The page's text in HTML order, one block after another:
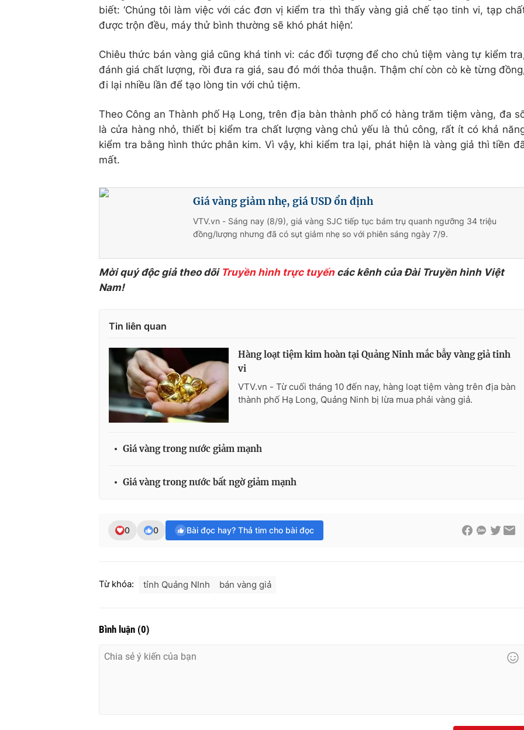
biết: ‘Chúng tôi làm việc với các đơn vị kiểm tra thì thấy vàng giả chế tạo tinh vi, tạp
được trộn đều, máy thử bình thường sẽ khó phát hiện’.
Chiêu thức bán vàng giả cũng khá tinh vi: các đối tượng để cho chủ tiệm vàng tự kiểm
đánh giá chất lượng, rồi đưa ra giá, sau đó mới thỏa thuận. Thậm chí còn cò kè từng
đi lại nhiều lần để tạo lòng tin với chủ tiệm.
Theo Công an Thành phố Hạ Long, trên địa bàn thành phố có hàng trăm tiệm vàng, đa
là cửa hàng nhỏ, thiết bị kiểm tra chất lượng vàng chủ yếu là thủ công, rất ít có khả
kiểm tra bằng hình thức phân kim. Vì vậy, khi kiểm tra lại, phát hiện là vàng giả thì tiền
mất. ​
Giá vàng giảm nhẹ, giá USD ổn định
VTV.vn - Sáng nay (8/9), giá vàng SJC tiếp tục bám trụ quanh ngưỡng 34 triệu
đồng/lượng nhưng đã có sụt giảm nhẹ so với phiên sáng ngày 7/9.
Mời quý độc giả theo dõi Truyền hình trực tuyếncác kênh của Đài Truyền hình Việt
Nam!
Tin liên quan
Hàng loạt tiệm kim hoàn tại Quảng Ninh mắc bẫy vàng giả tinh
vi
VTV.vn - Từ cuối tháng 10 đến nay, hàng loạt tiệm vàng trên địa bàn
thành phố Hạ Long, Quảng Ninh bị lừa mua phải vàng giả.
Giá vàng trong nước giảm mạnh
Giá vàng trong nước bất ngờ giảm mạnh
0 0 Bài đọc hay? Thả tim cho bài đọc
Từ khóa: tỉnh Quảng NInh bán vàng giả
Bình luận (0)